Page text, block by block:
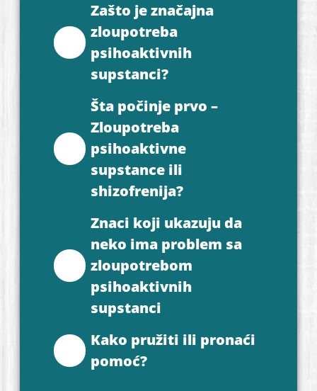
Zašto je značajna
zloupotreba
psihoaktivnih
supstanci?
Šta počinje prvo –
Zloupotreba
psihoaktivne
supstance ili
shizofrenija?
Znaci koji ukazuju da
neko ima problem sa
zloupotrebom
psihoaktivnih
supstanci
Kako pružiti ili pronaći
pomoć?